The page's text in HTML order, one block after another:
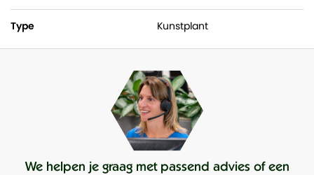
Type Kunstplant
We helpen je graag met passend advies of een